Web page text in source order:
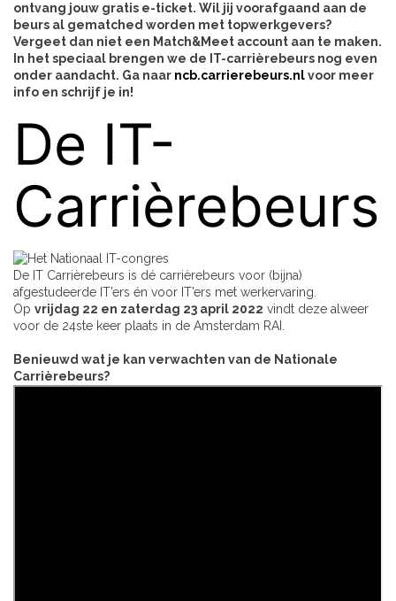
ontvang jouw gratis e-ticket. Wil jij voorafgaand aan de
beurs al gematched worden met topwerkgevers?
Vergeet dan niet een Match&Meet account aan te maken.
In het speciaal brengen we de IT-carrièrebeurs nog even
onder aandacht. Ga naar ncb.carrierebeurs.nlvoor meer
info en schrijf je in!
De IT-
Carrièrebeurs
De IT Carrièrebeurs is dé carrièrebeurs voor (bijna)
afgestudeerde IT’ers én voor IT’ers met werkervaring.
Op vrijdag 22 en zaterdag 23 april 2022 vindt deze alweer
voor de 24ste keer plaats in de Amsterdam RAI.
Benieuwd wat je kan verwachten van de Nationale
Carrièrebeurs?